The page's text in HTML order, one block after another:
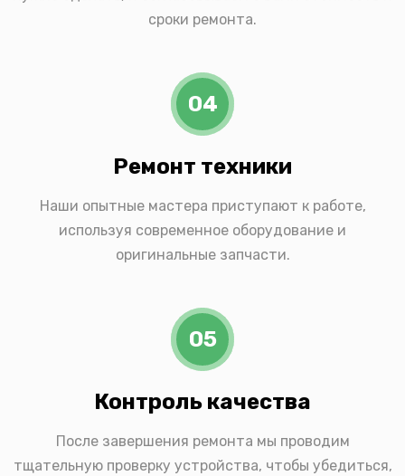
сроки ремонта.
04
Ремонт техники
Наши опытные мастера приступают к работе,
используя современное оборудование и
оригинальные запчасти.
05
Контроль качества
После завершения ремонта мы проводим
тщательную проверку устройства, чтобы убедиться,